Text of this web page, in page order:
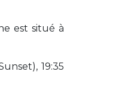
est situé à
19:35